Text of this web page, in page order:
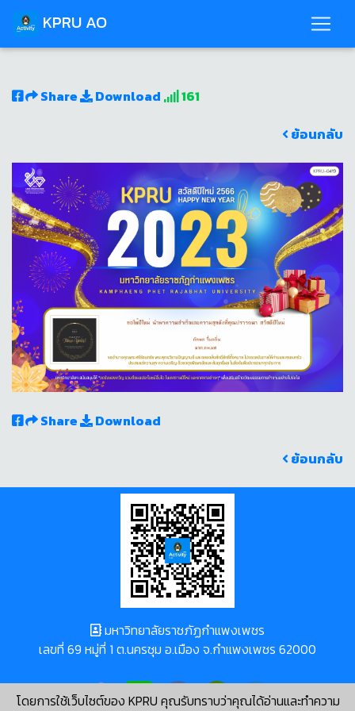
KPRU AO
Share Download
161
ย้อนกลับ
Share
Download
ย้อนกลับ
โดยการใช้เว็บไซต์ของ KPRU คุณรับทราบว่าคุณได้อ่านและทำความ
มหาวิทยาลัยราชภัฏกำแพงเพชร
เลขที่ 69 หมู่ที่ 1 ต.นครชุม อ.เมือง จ.กำแพงเพชร 62000